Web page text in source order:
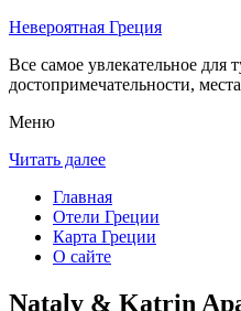
Невероятная Греция
Все самое увлекательное для
достопримечательности,
Меню
Читать далее
Главная
Отели Греции
Карта Греции
О сайте
Nataly & Katrin